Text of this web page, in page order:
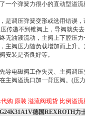
一个弹簧力很小的直动型溢
是调压弹簧变形或选用错误
传递不到锥阀上，导阀就失
无油液流动，主阀上下腔压
主阀压力随负载增加而上升
安装是否良好等。
导电磁阀工作失灵、主阀调
主阀溢流口加一背压阀。(压力
购 原装 溢流阀现货 比例溢流
德国REXROTH力